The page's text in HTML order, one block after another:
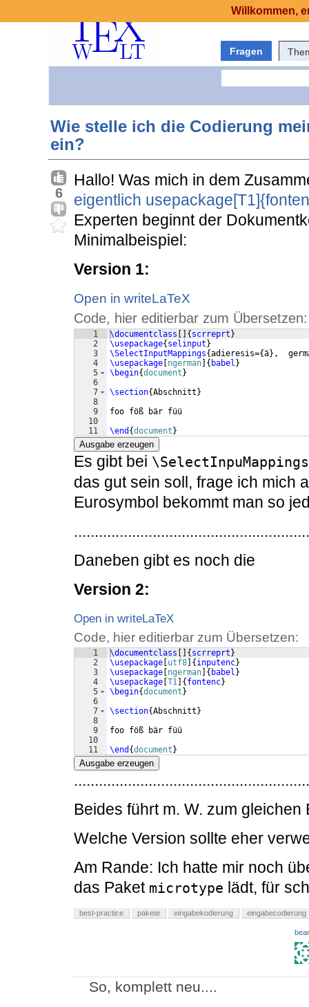
Fragen
Wie stelle ich die Codierung
ein?
6
Hallo! Was mich in dem
eigentlich
Experten beginnt der
Minimalbeispiel:
Version 1:
Open in writeLaTeX
Code, hier editierbar zum Übersetzen:
1
2
3
4
5
6
7
8
9
10
11
\documentclass { scrreprt }
\usepackage{ selinput }
\SelectInputMappings{adieresis={ä} ,
\usepackage ngerman { babel }
\begin{document }
\section{Abschnitt }
foo föß bär füü
\end {document }
Ausgabe erzeugen
Es gibt bei \SelectInpuMappings
das gut sein soll, frage ich mich
Eurosymbol bekommt man so
Daneben gibt es noch die
Version 2:
Open in writeLaTeX
Code, hier editierbar zum Übersetzen:
1
2
3
4
5
6
7
8
9
10
11
\documentclass { scrreprt }
\usepackage utf8 { inputenc}
\usepackage ngerman { babel }
\usepackage T1 { fontenc}
\begin{document }
\section{Abschnitt }
foo föß bär füü
\end {document }
Ausgabe erzeugen
Beides führt m. W. zum gleichen
Welche Version sollte eher
Am Rande: Ich hatte mir noch
das Paket microtype lädt, für
best-practice pakete eingabekodierung eingabecodierung
So, komplett neu....
Willkommen,